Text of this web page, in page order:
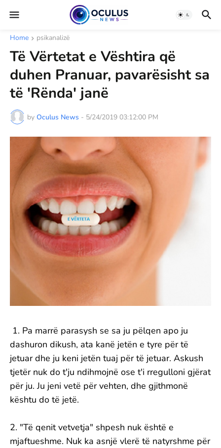
Home psikanalizë
Të Vërtetat e Vështira që
duhen Pranuar, pavarësisht sa
të 'Rënda' janë
by Oculus News - 5/24/2019 03:12:00 PM
1. Pa marrë parasysh se sa ju pëlqen apo ju
dashuron dikush, ata kanë jetën e tyre për të
jetuar dhe ju keni jetën tuaj për të jetuar. Askush
tjetër nuk do t'ju ndihmojnë ose t'i rregulloni gjërat
për ju. Ju jeni vetë për vehten, dhe gjithmonë
kështu do të jetë.
2. "Të qenit vetvetja" shpesh nuk është e
mjaftueshme. Nuk ka asnjë vlerë të natyrshme për